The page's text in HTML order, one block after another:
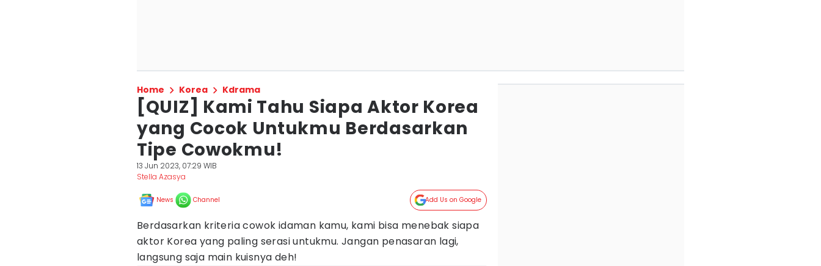
Home Korea Kdrama
[QUIZ] Kami Tahu Siapa Aktor Korea
yang Cocok Untukmu Berdasarkan
Tipe Cowokmu!
13 Jun 2023, 07:29 WIB
Stella Azasya
News Channel Add Us on Google
Berdasarkan kriteria cowok idaman kamu, kami bisa menebak siapa
aktor Korea yang paling serasi untukmu. Jangan penasaran lagi,
langsung saja main kuisnya deh!